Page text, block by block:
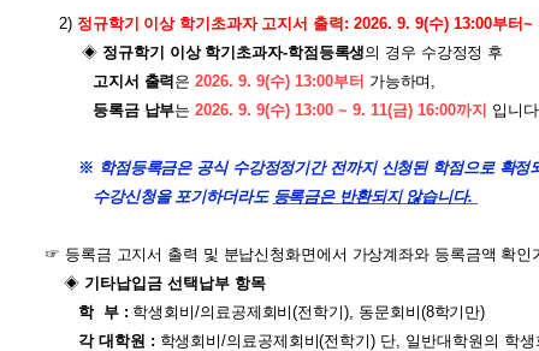
2) 정규학기 이상 학기초과자 고지서 출력 : 2026. 9. 9(수) 13:00부터~
◈ 정규학기 이상 학기초과자-학점등록생의 경우 수강정정 후
고지서 출력 은 2026. 9. 9(수) 13:00부터 가능하며 ,
등록금 납부는 2026. 9. 9(수) 13:00 ~ 9. 11(금) 16:00까지 입니다
※ 학점등록금은 공식 수강정정기간 전까지 신청된 학점으로 확정
수강신청을 포기하더라도 등록금은 반환되지 않습니다.
☞ 등록금 고지서 출력 및 분납신청화면에서 가상계좌와 등록금액 확인
◈ 기타납입금 선택납부 항목
학
부 : 학생회비/의료공제회비(전학기), 동문회비(8학기만)
각 대학원 : 학생회비/의료공제회비(전학기) 단, 일반대학원의 학